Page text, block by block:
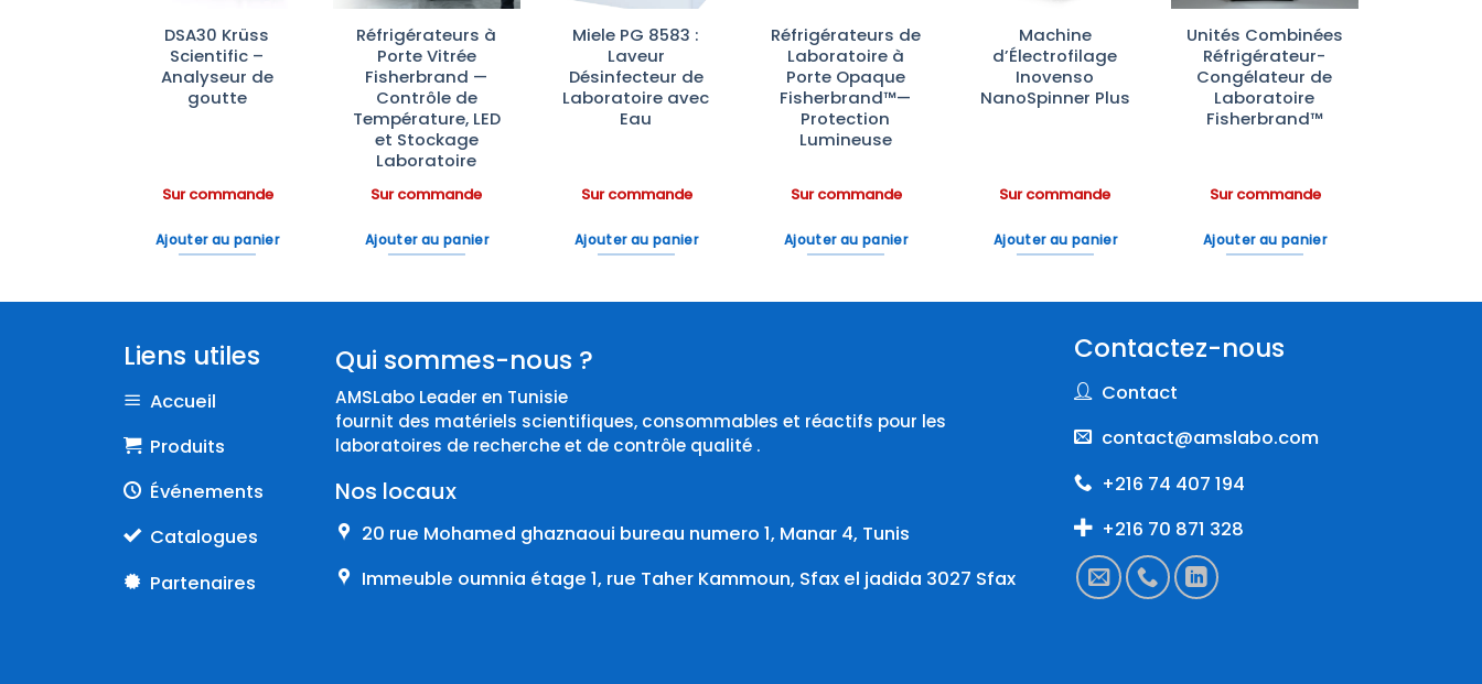
DSA30 Krüss
Scientific –
Analyseur de
goutte
Sur commande
Ajouter au panier
Réfrigérateurs à
Porte Vitrée
Fisherbrand —
Contrôle de
Température, LED
et Stockage
Laboratoire
Sur commande
Ajouter au panier
Miele PG 8583 :
Laveur
Désinfecteur de
Laboratoire avec
Eau
Sur commande
Ajouter au panier
Réfrigérateurs de
Laboratoire à
Porte Opaque
Fisherbrand™—
Protection
Lumineuse
Sur commande
Ajouter au panier
Machine
d’Électrofilage
Inovenso
NanoSpinner Plus
Sur commande
Ajouter au panier
Unités Combinées
Réfrigérateur-
Congélateur de
Laboratoire
Fisherbrand™
Sur commande
Ajouter au panier
Liens utiles
Accueil
Produits
Événements
Catalogues
Partenaires
Qui sommes-nous ?
AMSLabo Leader en Tunisie
fournit des matériels scientifiques, consommables et réactifs pour les
laboratoires de recherche et de contrôle qualité .
Nos locaux
20 rue Mohamed ghaznaoui bureau numero 1, Manar 4, Tunis
Immeuble oumnia étage 1, rue Taher Kammoun, Sfax el jadida 3027 Sfax
Contactez-nous
Contact
contact@amslabo.com
+216 74 407 194
+216 70 871 328